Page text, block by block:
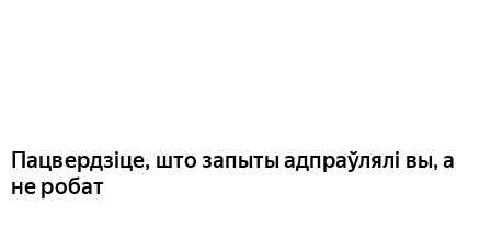
Пацвердзіце, што запыты адпраўлялі вы, а
не робат